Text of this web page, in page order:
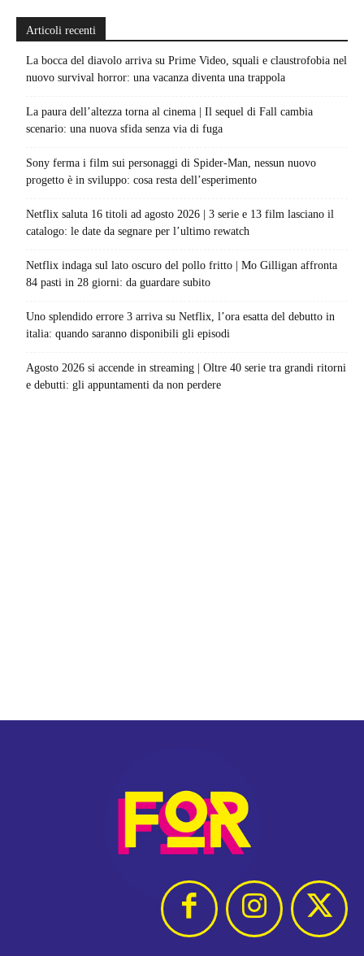
Articoli recenti
La bocca del diavolo arriva su Prime Video, squali e claustrofobia nel
nuovo survival horror: una vacanza diventa una trappola
La paura dell’altezza torna al cinema | Il sequel di Fall cambia
scenario: una nuova sfida senza via di fuga
Sony ferma i film sui personaggi di Spider-Man, nessun nuovo
progetto è in sviluppo: cosa resta dell’esperimento
Netflix saluta 16 titoli ad agosto 2026 | 3 serie e 13 film lasciano il
catalogo: le date da segnare per l’ultimo rewatch
Netflix indaga sul lato oscuro del pollo fritto | Mo Gilligan affronta
84 pasti in 28 giorni: da guardare subito
Uno splendido errore 3 arriva su Netflix, l’ora esatta del debutto in
italia: quando saranno disponibili gli episodi
Agosto 2026 si accende in streaming | Oltre 40 serie tra grandi ritorni
e debutti: gli appuntamenti da non perdere